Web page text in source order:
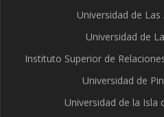
Universidad de Las
Universidad de
Instituto Superior de
Universidad de
Universidad de la Isla